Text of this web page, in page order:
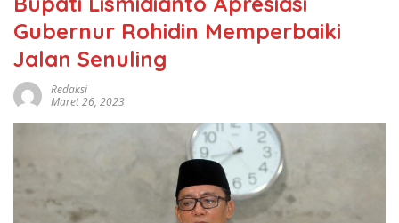
Gubernur Rohidin Memperbaiki
Jalan Senuling
Redaksi
Maret 26, 2023